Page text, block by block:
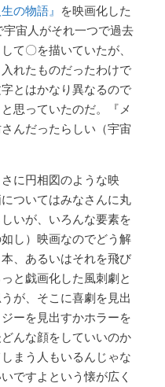
の物語』 を映画化した
宇宙人がそれ一つで過去
て〇を描いていたが、
れたものだったわけで
とはかなり異なるので
思っていたのだ。『メ
んだったらしい（宇宙
に円相図のような映
ついてはみなさんに丸
いが、いろんな要素を
し）映画なのでどう解
、あるいはそれを飛び
と戯画化した風刺劇と
が、そこに喜劇を見出
ーを見出すかホラーを
んな顔をしていいのか
まう人もいるんじゃな
ですよという懐が広く